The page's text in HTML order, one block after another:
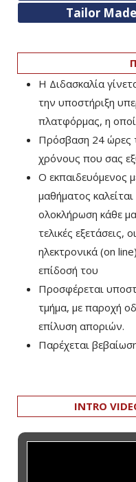
Tailor
Η Διδασκαλία
την υποστήριξη
πλατφόρμας, η
Πρόσβαση 24 ώρες
χρόνους που σας
Ο εκπαιδευόμενος
μαθήματος
ολοκλήρωση κάθε
τελικές εξετάσεις,
ηλεκτρονικά (on
επίδοσή του
Προσφέρεται
τμήμα, με παροχή
επίλυση αποριών.
Παρέχεται
INTRO